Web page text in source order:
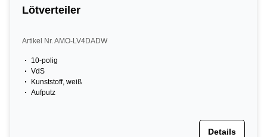
Lötverteiler
Artikel Nr. AMO-LV4DADW
10-polig
VdS
Kunststoff, weiß
Aufputz
Details